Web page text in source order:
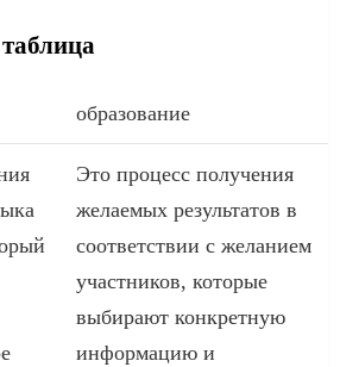
образование
Это процесс получения
желаемых результатов в
соответствии с желанием
участников, которые
выбирают конкретную
информацию и